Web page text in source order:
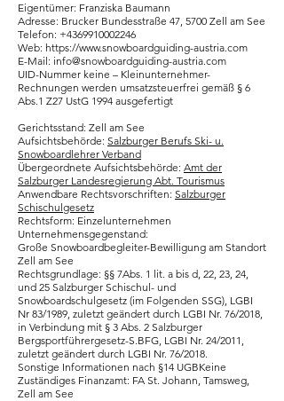
Eigentümer: Franziska Baumann
Adresse: Brucker Bundesstraße 47, 5700 Zell am See
Telefon: +4369910002246
Web: https://www.snowboardguiding-austria.com
E-Mail: info@snowboardguiding-austria.com
UID-Nummer keine – Kleinunternehmer-
Rechnungen werden umsatzsteuerfrei gemäß § 6
Abs.1 Z27 UstG 1994 ausgefertigt
Gerichtsstand: Zell am See
Aufsichtsbehörde: Salzburger Berufs Ski- u.
Snowboardlehrer Verband
Übergeordnete Aufsichtsbehörde: Amt der
Salzburger Landesregierung Abt. Tourismus
Anwendbare Rechtsvorschriften: Salzburger
Schischulgesetz
Rechtsform: Einzelunternehmen
Unternehmensgegenstand:
Große Snowboardbegleiter-Bewilligung am Standort
Zell am See
Rechtsgrundlage: §§ 7Abs. 1 lit. a bis d, 22, 23, 24,
und 25 Salzburger Schischul- und
Snowboardschulgesetz (im Folgenden SSG), LGBI
Nr 83/1989, zuletzt geändert durch LGBI Nr. 76/2018,
in Verbindung mit § 3 Abs. 2 Salzburger
Bergsportführergesetz-S.BFG, LGBI Nr. 24/2011,
zuletzt geändert durch LGBI Nr. 76/2018.
Sonstige Informationen nach §14 UGBKeine
Zuständiges Finanzamt: FA St. Johann, Tamsweg,
Zell am See